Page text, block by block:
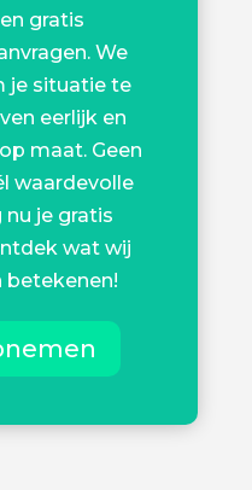
gratis
We
je situatie te
eerlijk en
maat. Geen
waardevolle
nu je gratis
wat wij
betekenen!